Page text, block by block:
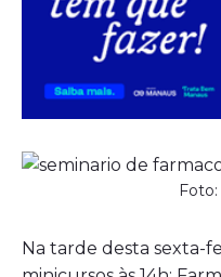
Na tarde desta sexta-